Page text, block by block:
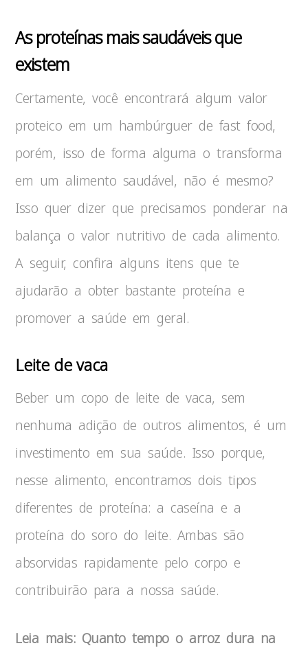
As proteínas mais saudáveis que
existem
Certamente, você encontrará algum valor
proteico em um hambúrguer de fast food,
porém, isso de forma alguma o transforma
em um alimento saudável, não é mesmo?
Isso quer dizer que precisamos ponderar na
balança o valor nutritivo de cada alimento.
A seguir, confira alguns itens que te
ajudarão a obter bastante proteína e
promover a saúde em geral.
Leite de vaca
Beber um copo de leite de vaca, sem
nenhuma adição de outros alimentos, é um
investimento em sua saúde. Isso porque,
nesse alimento, encontramos dois tipos
diferentes de proteína: a caseína e a
proteína do soro do leite. Ambas são
absorvidas rapidamente pelo corpo e
contribuirão para a nossa saúde.
Leia mais: Quanto tempo o arroz dura na